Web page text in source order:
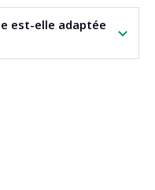
de textes
exemple pour les
est-elle adaptée
cohérente